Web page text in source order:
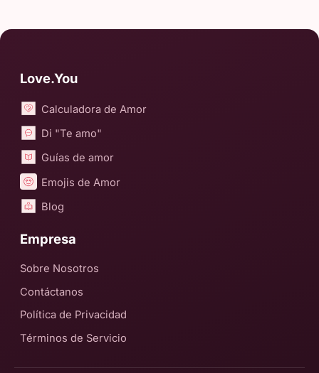
Love.You
Calculadora de Amor
Di "Te amo"
Guías de amor
Emojis de Amor
Blog
Empresa
Sobre Nosotros
Contáctanos
Política de Privacidad
Términos de Servicio